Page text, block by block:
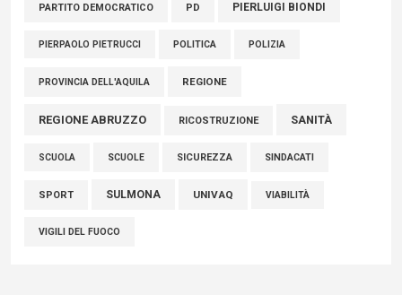
PARTITO DEMOCRATICO PD PIERLUIGI BIONDI
PIERPAOLO PIETRUCCI POLITICA POLIZIA
PROVINCIA DELL'AQUILA REGIONE
REGIONE ABRUZZO RICOSTRUZIONE SANITÀ
SCUOLA SCUOLE SICUREZZA SINDACATI
SPORT SULMONA UNIVAQ VIABILITÀ
VIGILI DEL FUOCO